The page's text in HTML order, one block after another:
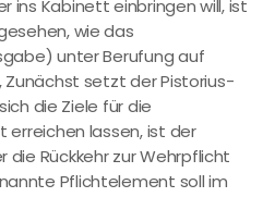
ins Kabinett einbringen will, ist
wie das
unter Berufung auf
Zunächst setzt der Pistorius-
die Ziele für die
erreichen lassen, ist der
Rückkehr zur Wehrpflicht
Pflichtelement soll im